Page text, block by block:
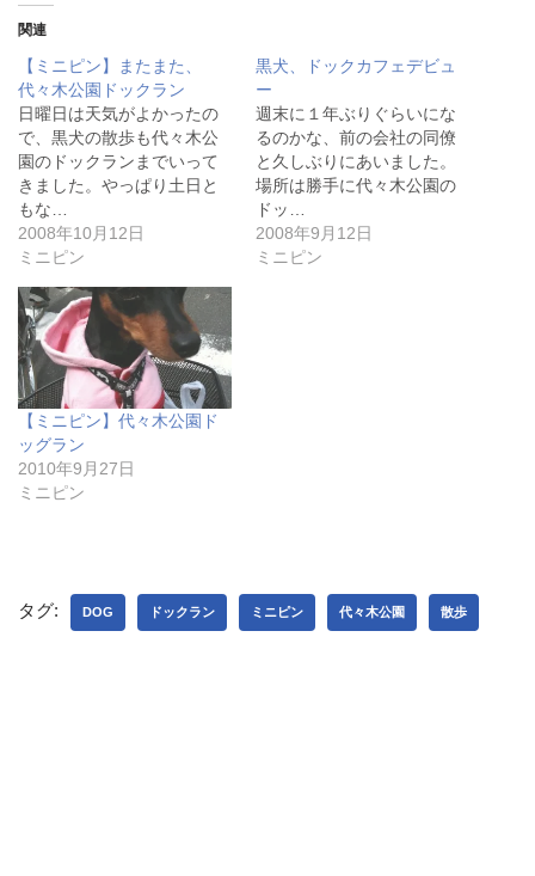
t
t
e
r
で
共
有
新
し
い
ウ
ィ
ン
ド
ウ
で
開
き
ま
す
)
で
共
有
す
る
に
は
ク
ッ
し
て
さ
い
(
新
い
ウ
ィ
ン
ド
で
開
k
e
t
で
シ
ェ
ア
(
新
ド
ウ
で
開
き
ま
す
)
関連
【ミニピン】またまた、
代々木公園ドックラン
日曜日は天気がよかったの
で、黒犬の散歩も代々木公
園のドックランまでいって
きました。やっぱり土日と
もな…
2008年10月12日
ミニピン
黒犬、ドックカフェデビュ
ー
週末に１年ぶりぐらいにな
るのかな、前の会社の同僚
と久しぶりにあいました。
場所は勝手に代々木公園の
ドッ…
2008年9月12日
ミニピン
【ミニピン】代々木公園ド
ッグラン
2010年9月27日
ミニピン
タグ: DOG ドックラン ミニピン 代々木公園 散歩